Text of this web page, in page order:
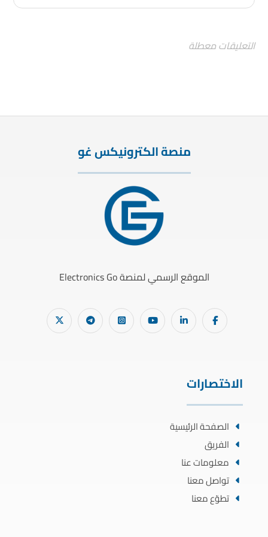
التعليقات معطلة
منصة الكترونيكس غو
الموقع الرسمي لمنصة Electronics Go
الاختصارات
الصفحة الرئيسية
الفريق
معلومات عنا
تواصل معنا
تطوّع معنا